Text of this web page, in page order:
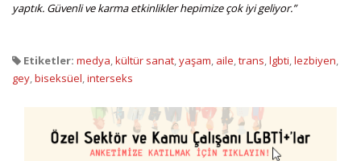
yaptık. Güvenli ve karma etkinlikler hepimize çok iyi geliyor.”
Etiketler: medya,kültür sanat,yaşam, aile,trans,lgbti,lezbiyen,
gey,biseksüel,interseks